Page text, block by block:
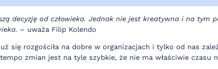
decyzję od człowieka. Jednak nie jest kreatywna i na tym
– uważa Filip Kolendo
się rozgościła na dobre w organizacjach i tylko od nas
zmian jest na tyle szybkie, że nie ma właściwie